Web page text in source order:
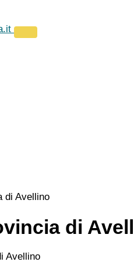
di Avellino
di
Avellino